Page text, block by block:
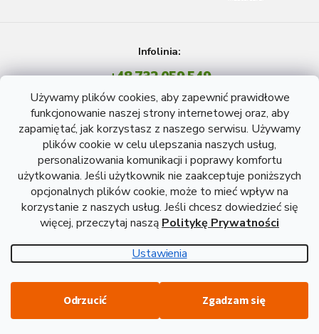
Używamy plików cookies, aby zapewnić prawidłowe
funkcjonowanie naszej strony internetowej oraz, aby
zapamiętać, jak korzystasz z naszego serwisu. Używamy
plików cookie w celu ulepszania naszych usług,
personalizowania komunikacji i poprawy komfortu
użytkowania. Jeśli użytkownik nie zaakceptuje poniższych
opcjonalnych plików cookie, może to mieć wpływ na
korzystanie z naszych usług. Jeśli chcesz dowiedzieć się
więcej, przeczytaj naszą Politykę Prywatności
Ustawienia
Odrzucić Zgadzam się
Infolinia:
+48 732 059 549
Pon - Pt: 8 - 15 godź.
info@atreon.pl
Opracował Shoptet